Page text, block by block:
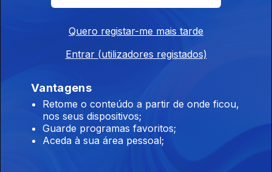
11h Hong Kong: Incêndio que causou 168
mortos começou com beata
10h Retorno: Chega considera irresponsável
envio do diploma ao TC
08 ago. 2026
Quero registar-me mais tarde
Entrar (utilizadores registados)
Vantagens
Retome o conteúdo a partir de onde ficou,
nos seus dispositivos;
Guarde programas favoritos;
Aceda à sua área pessoal;